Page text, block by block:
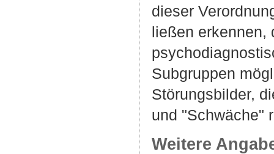
dieser
ließen erkennen,
Subgruppen
Störungsbilder,
und "Schwäche"
Weitere